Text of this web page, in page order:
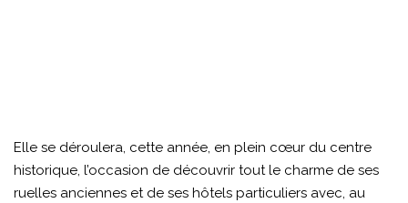
Elle se déroulera, cette année, en plein cœur du centre
historique, l’occasion de découvrir tout le charme de ses
ruelles anciennes et de ses hôtels particuliers avec, au